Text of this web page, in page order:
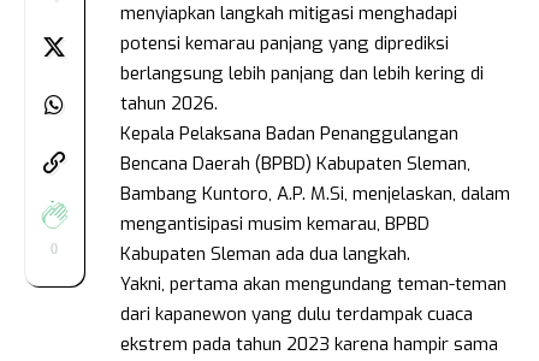
0
menyiapkan langkah mitigasi menghadapi
potensi kemarau panjang yang diprediksi
berlangsung lebih panjang dan lebih kering di
tahun 2026.
Kepala Pelaksana Badan Penanggulangan
Bencana Daerah (BPBD) Kabupaten Sleman,
Bambang Kuntoro, A.P. M.Si, menjelaskan, dalam
mengantisipasi musim kemarau, BPBD
Kabupaten Sleman ada dua langkah.
Yakni, pertama akan mengundang teman-teman
dari kapanewon yang dulu terdampak cuaca
ekstrem pada tahun 2023 karena hampir sama